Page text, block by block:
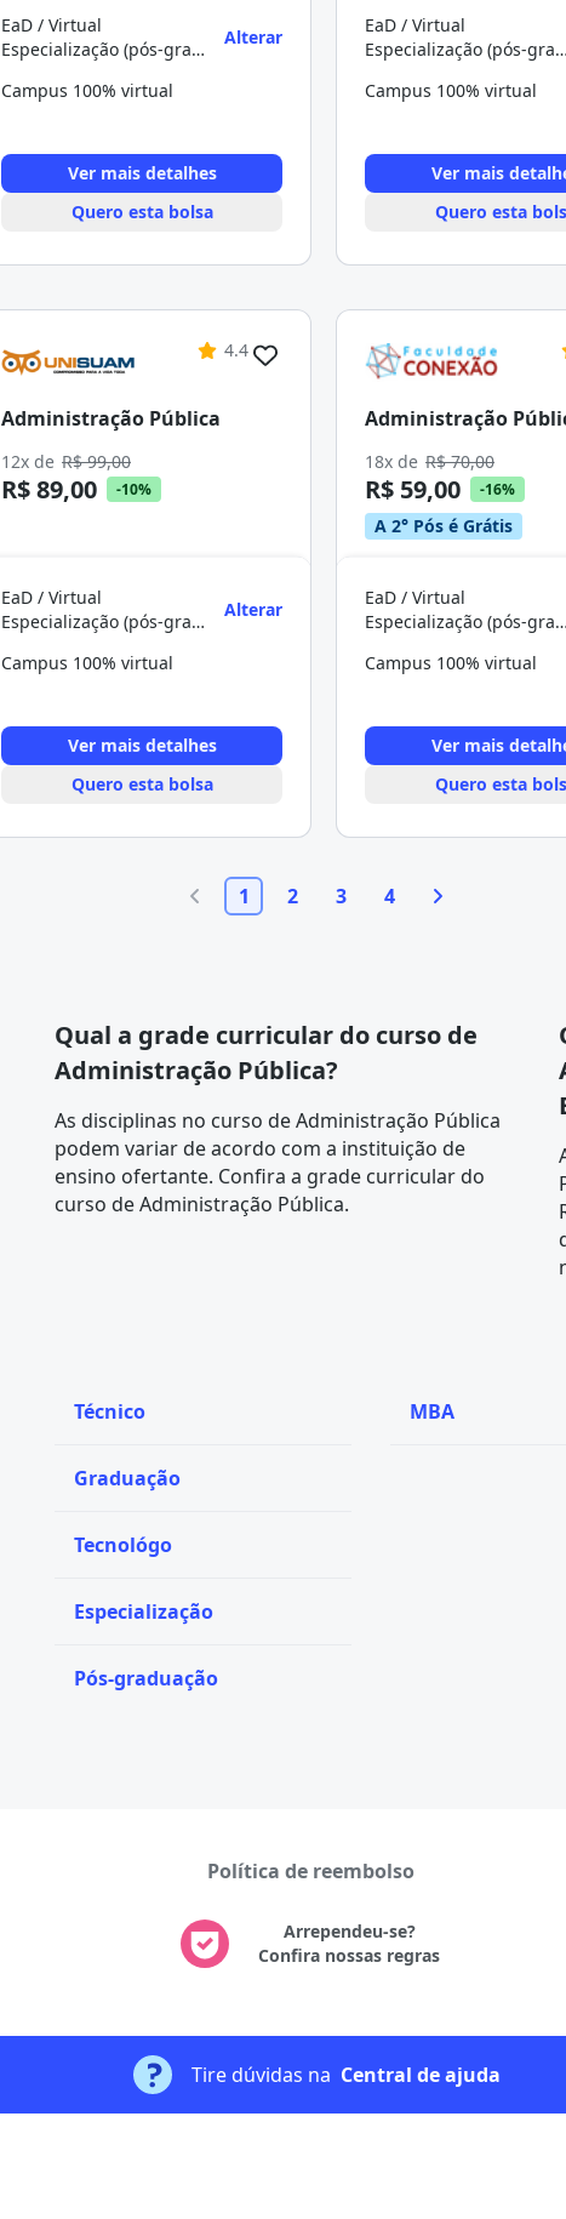
EaD / Virtual
Especialização (pós-graduação)
Alterar
Campus 100% virtual
Ver mais detalhes
Quero esta bolsa
EaD / Virtual
Especialização (pós-graduação)
Campus 100% virtual
Ver mais
Quero esta
4.4
Administração Pública
12x de R$ 99,00
R$ 89,00 -10%
EaD / Virtual
Especialização (pós-graduação)
Alterar
Campus 100% virtual
Ver mais detalhes
Quero esta bolsa
Administração
18x de R$ 70,00
R$ 59,00 -16%
A 2° Pós é Grátis
EaD / Virtual
Especialização (pós-graduação)
Campus 100% virtual
Ver mais
Quero esta
1 2 3 4
Qual a grade curricular do curso de
Administração Pública?
As disciplinas no curso de Administração Pública
podem variar de acordo com a instituição de
ensino ofertante. Confira a grade curriculardo
curso de Administração Pública.
Técnico
Graduação
Tecnológo
Especialização
Pós-graduação
MBA
Política de reembolso
Arrependeu-se?
Confira nossas regras
Tire dúvidas na Central de ajuda